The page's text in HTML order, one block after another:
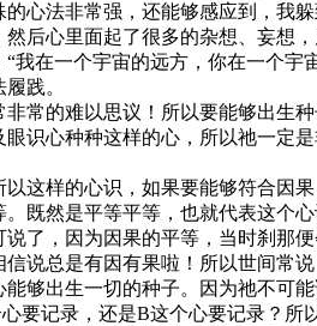
心法非常强，还能够感应到，我
后心里面起了很多的杂想、妄想
我在一个宇宙的远方，你在一个
践。
的难以思议！所以要能够出生
识心种种这样的心，所以祂一定
样的心识，如果要能够符合因
既然是平等平等，也就代表这个
了，因为因果的平等，当时刹那
总是有因有果啦！所以世间常说
够出生一切的种子。因为祂不可
要记录，还是B这个心要记录？